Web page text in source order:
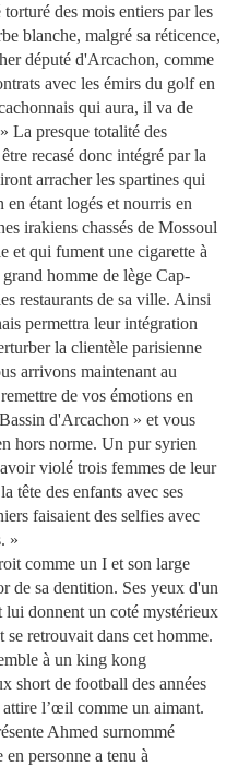
des mois entiers par les
blanche, malgré sa réticence,
député d'Arcachon, comme
avec les émirs du golf en
qui aura, il va de
La presque totalité des
recasé donc intégré par la
arracher les spartines qui
en étant logés et nourris en
irakiens chassés de Mossoul
et qui fument une cigarette à
homme de lège Cap-
restaurants de sa ville. Ainsi
permettra leur intégration
la clientèle parisienne
arrivons maintenant au
de vos émotions en
d'Arcachon » et vous
hors norme. Un pur syrien
violé trois femmes de leur
tête des enfants avec ses
faisaient des selfies avec
»
comme un I et son large
de sa dentition. Ses yeux d'un
lui donnent un coté mystérieux
retrouvait dans cet homme.
à un king kong
short de football des années
l’œil comme un aimant.
Ahmed surnommé
personne a tenu à